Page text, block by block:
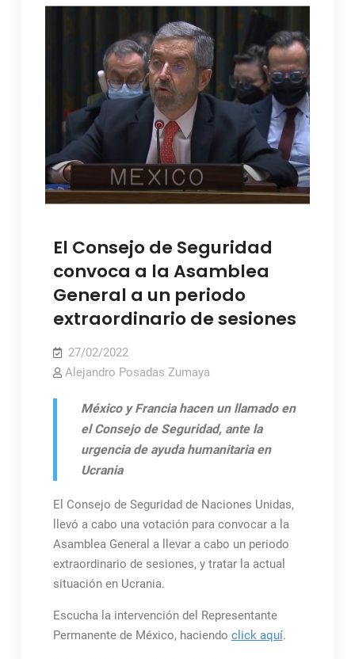
El Consejo de Seguridad
convoca a la Asamblea
General a un periodo
extraordinario de sesiones
27/02/2022
Alejandro Posadas Zumaya
México y Francia hacen un llamado en
el Consejo de Seguridad, ante la
urgencia de ayuda humanitaria en
Ucrania
El Consejo de Seguridad de Naciones Unidas,
llevó a cabo una votación para convocar a la
Asamblea General a llevar a cabo un periodo
extraordinario de sesiones, y tratar la actual
situación en Ucrania.
Escucha la intervención del Representante
Permanente de México, haciendo click aquí.